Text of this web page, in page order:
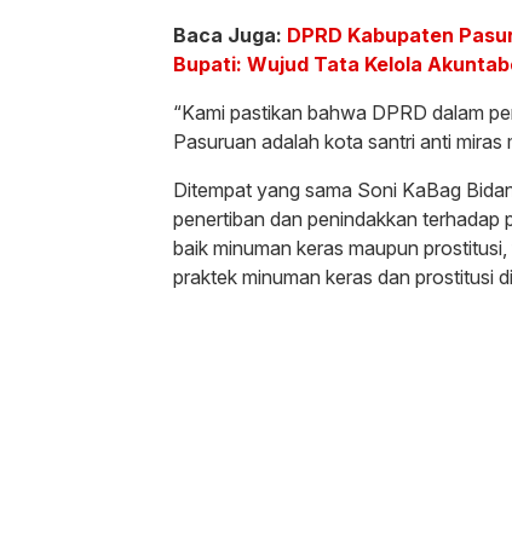
Baca Juga: DPRD Kabupaten
Bupati: Wujud Tata Kelola
“Kami pastikan bahwa DPRD dalam
Pasuruan adalah kota santri anti miras
Ditempat yang sama Soni KaBag
penertiban dan penindakkan terhadap
baik minuman keras maupun
praktek minuman keras dan prostitusi